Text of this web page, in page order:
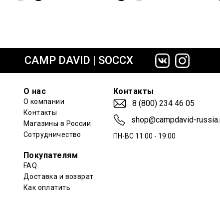
CAMP DAVID | SOCCX
О нас
О компании
Контакты
Магазины в России
Сотрудничество
Покупателям
FAQ
Доставка и возврат
Как оплатить
Контакты
8 (800) 234 46 05
shop@campdavid-
ПН-ВС 11:00 - 19:00